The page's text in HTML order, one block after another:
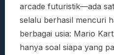
arcade futuristik—ada
selalu berhasil mencuri
berbagai usia: Mario
hanya soal siapa yang